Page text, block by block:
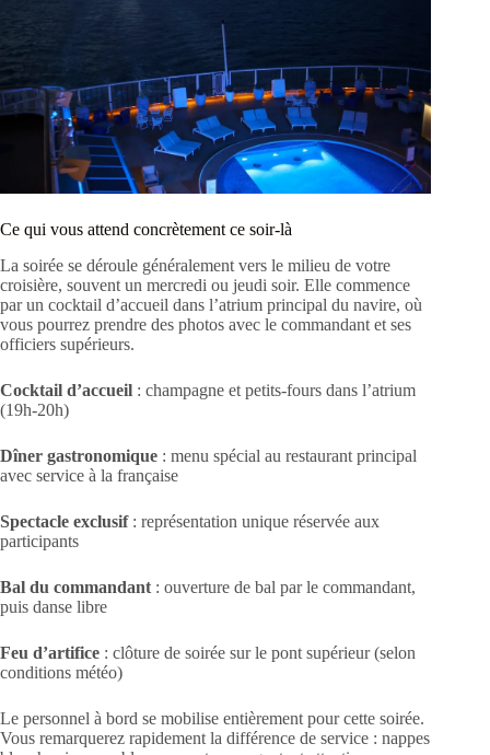
Ce qui vous attend concrètement ce soir-là
La soirée se déroule généralement vers le milieu de votre
croisière, souvent un mercredi ou jeudi soir. Elle commence
par un cocktail d’accueil dans l’atrium principal du navire, où
vous pourrez prendre des photos avec le commandant et ses
officiers supérieurs.
Cocktail d’accueil : champagne et petits-fours dans l’atrium
(19h-20h)
Dîner gastronomique : menu spécial au restaurant principal
avec service à la française
Spectacle exclusif: représentation unique réservée aux
participants
Bal du commandant : ouverture de bal par le commandant,
puis danse libre
Feu d’artifice : clôture de soirée sur le pont supérieur (selon
conditions météo)
Le personnel à bord se mobilise entièrement pour cette soirée.
Vous remarquerez rapidement la différence de service : nappes